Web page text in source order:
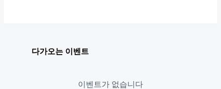
다가오는 이벤트
이벤트가 없습니다